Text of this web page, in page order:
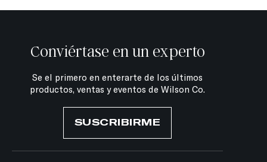
Conviértase en un experto
Se el primero en enterarte de los últimos
productos, ventas y eventos de Wilson Co.
SUSCRIBIRME